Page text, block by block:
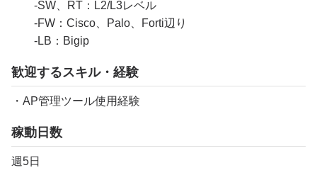
-SW、RT：L2/L3レベル
-FW：Cisco、Palo、Forti辺り
-LB：Bigip
歓迎するスキル・経験
・AP管理ツール使用経験
稼動日数
週5日